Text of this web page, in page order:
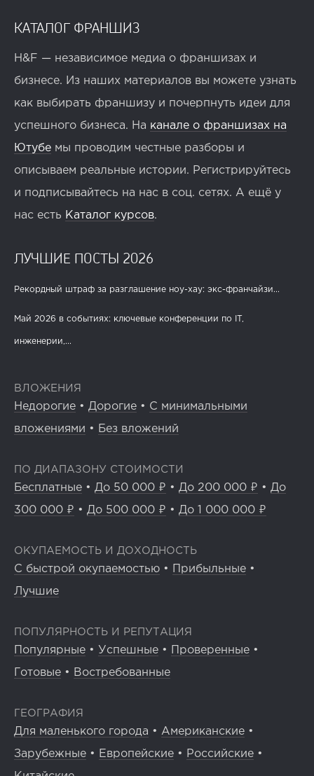
КАТАЛОГ ФРАНШИЗ
H&F — независимое медиа о франшизах и
бизнесе. Из наших материалов вы можете узнать
как выбирать франшизу и почерпнуть идеи для
успешного бизнеса. На канале о франшизах на
Ютубе мы проводим честные разборы и
описываем реальные истории. Регистрируйтесь
и подписывайтесь на нас в соц. сетях. А ещё у
нас есть Каталог курсов.
ЛУЧШИЕ ПОСТЫ 2026
Рекордный штраф за разглашение ноу-хау: экс-франчайзи...
Май 2026 в событиях: ключевые конференции по IT,
инженерии,...
ВЛОЖЕНИЯ
Недорогие • Дорогие • С минимальными
вложениями • Без вложений
ПО ДИАПАЗОНУ СТОИМОСТИ
Бесплатные • До 50 000 ₽ • До 200 000 ₽ • До
300 000 ₽ • До 500 000 ₽ • До 1 000 000 ₽
ОКУПАЕМОСТЬ И ДОХОДНОСТЬ
С быстрой окупаемостью • Прибыльные •
Лучшие
ПОПУЛЯРНОСТЬ И РЕПУТАЦИЯ
Популярные • Успешные • Проверенные •
Готовые • Востребованные
ГЕОГРАФИЯ
Для маленького города • Американские •
Зарубежные • Европейские • Российские •